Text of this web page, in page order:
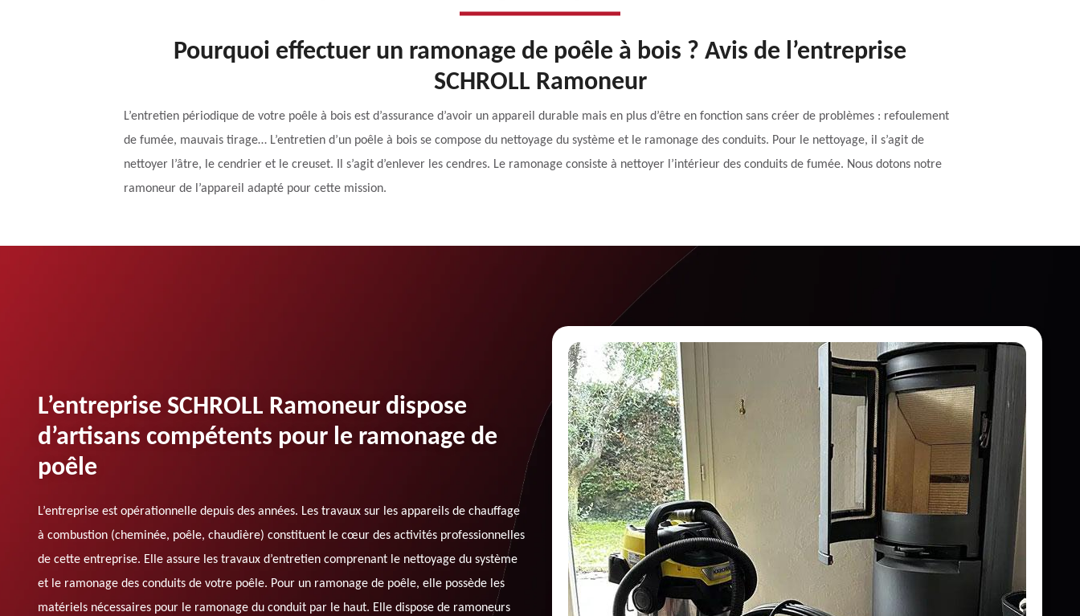
Pourquoi effectuer un ramonage de poêle à bois ? Avis de l’entreprise
SCHROLL Ramoneur
L’entretien périodique de votre poêle à bois est d’assurance d’avoir un appareil durable mais en plus d’être en fonction sans créer de problèmes : refoulement
de fumée, mauvais tirage… L’entretien d’un poêle à bois se compose du nettoyage du système et le ramonage des conduits. Pour le nettoyage, il s’agit de
nettoyer l’âtre, le cendrier et le creuset. Il s’agit d’enlever les cendres. Le ramonage consiste à nettoyer l’intérieur des conduits de fumée. Nous dotons notre
ramoneur de l’appareil adapté pour cette mission.
L’entreprise SCHROLL Ramoneur dispose
d’artisans compétents pour le ramonage de
poêle
L’entreprise est opérationnelle depuis des années. Les travaux sur les appareils de chauffage
à combustion (cheminée, poêle, chaudière) constituent le cœur des activités professionnelles
de cette entreprise. Elle assure les travaux d’entretien comprenant le nettoyage du système
et le ramonage des conduits de votre poêle. Pour un ramonage de poêle, elle possède les
matériels nécessaires pour le ramonage du conduit par le haut. Elle dispose de ramoneurs